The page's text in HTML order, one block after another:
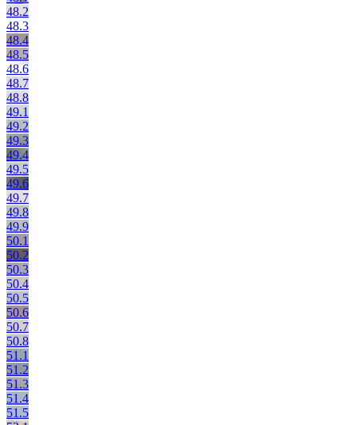
48.2
48.3
48.4
48.5
48.6
48.7
48.8
49.1
49.2
49.3
49.4
49.5
49.6
49.7
49.8
49.9
50.1
50.2
50.3
50.4
50.5
50.6
50.7
50.8
51.1
51.2
51.3
51.4
51.5